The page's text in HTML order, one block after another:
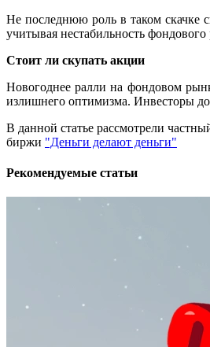
Не последнюю роль в таком скачке
учитывая нестабильность
Стоит ли скупать акции
Новогоднее ралли на фондовом
излишнего оптимизма. Инвесторы
В данной статье рассмотрели
биржи "Деньги делают деньги"
Рекомендуемые статьи